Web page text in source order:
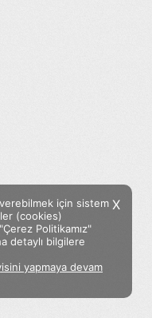
Twitter Instagram
Sözümoki © 2020 - V.8
X
için sistem
(cookies)
Politikamız"
detaylı bilgilere
yapmaya devam